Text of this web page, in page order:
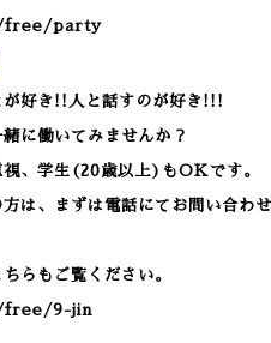
free/party
が好き!!人と話すのが好き!!!
に働いてみませんか？
視、学生(20歳以上)もOKです。
は、まずは電話にてお問い合わせ
らもご覧ください。
free/9-jin